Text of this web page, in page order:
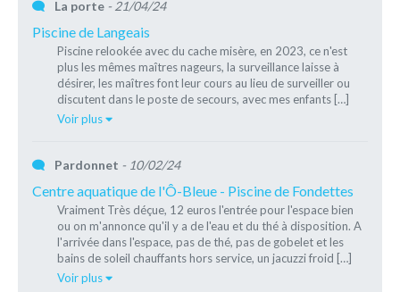
La porte - 21/04/24
Piscine de Langeais
Piscine relookée avec du cache misère, en 2023, ce n'est
plus les mêmes maîtres nageurs, la surveillance laisse à
désirer, les maîtres font leur cours au lieu de surveiller ou
discutent dans le poste de secours, avec mes enfants […]
Voir plus
Pardonnet - 10/02/24
Centre aquatique de l'Ô-Bleue - Piscine de Fondettes
Vraiment Très déçue, 12 euros l'entrée pour l'espace bien
ou on m'annonce qu'il y a de l'eau et du thé à disposition. A
l'arrivée dans l'espace, pas de thé, pas de gobelet et les
bains de soleil chauffants hors service, un jacuzzi froid […]
Voir plus